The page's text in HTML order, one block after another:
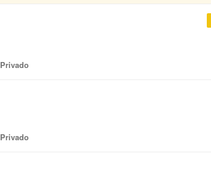
Privado
Privado